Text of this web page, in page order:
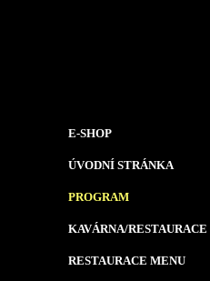
E-SHOP
ÚVODNÍ STRÁNKA
PROGRAM
KAVÁRNA/RESTAURACE
RESTAURACE MENU